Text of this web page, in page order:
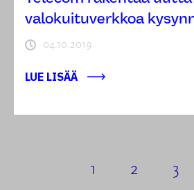
valokuituverkkoa
04.10.2019
LUE LISÄÄ
1 2 3